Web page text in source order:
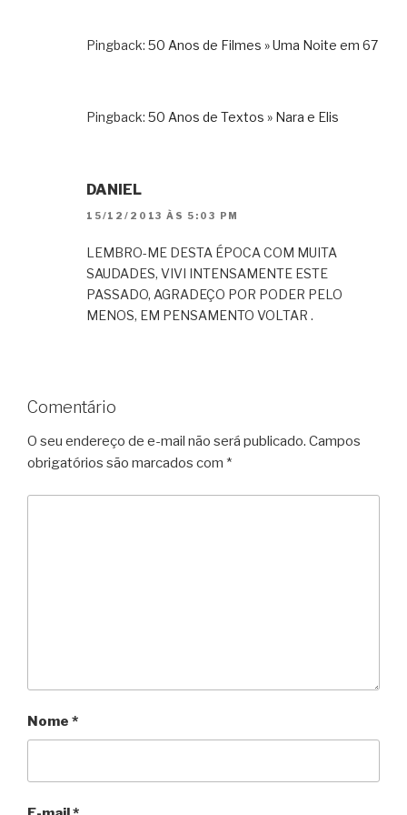
Pingback: 50 Anos de Filmes » Uma Noite em 67
Pingback: 50 Anos de Textos » Nara e Elis
DANIEL
15/12/2013 ÀS 5:03 PM
LEMBRO-ME DESTA ÉPOCA COM MUITA
SAUDADES, VIVI INTENSAMENTE ESTE
PASSADO, AGRADEÇO POR PODER PELO
MENOS, EM PENSAMENTO VOLTAR .
Comentário
O seu endereço de e-mail não será publicado. Campos
obrigatórios são marcados com *
Nome *